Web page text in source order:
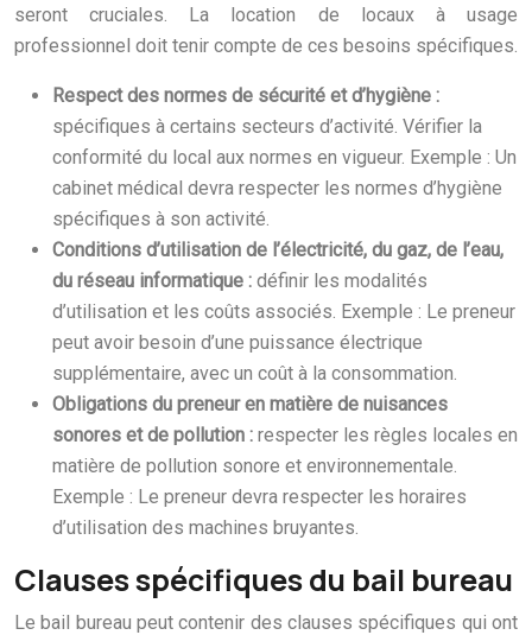
seront cruciales. La location de locaux à usage
professionnel doit tenir compte de ces besoins spécifiques.
Respect des normes de sécurité et d’hygiène :
spécifiques à certains secteurs d’activité. Vérifier la
conformité du local aux normes en vigueur. Exemple : Un
cabinet médical devra respecter les normes d’hygiène
spécifiques à son activité.
Conditions d’utilisation de l’électricité, du gaz, de l’eau,
du réseau informatique : définir les modalités
d’utilisation et les coûts associés. Exemple : Le preneur
peut avoir besoin d’une puissance électrique
supplémentaire, avec un coût à la consommation.
Obligations du preneur en matière de nuisances
sonores et de pollution : respecter les règles locales en
matière de pollution sonore et environnementale.
Exemple : Le preneur devra respecter les horaires
d’utilisation des machines bruyantes.
Clauses spécifiques du bail bureau
Le bail bureau peut contenir des clauses spécifiques qui ont